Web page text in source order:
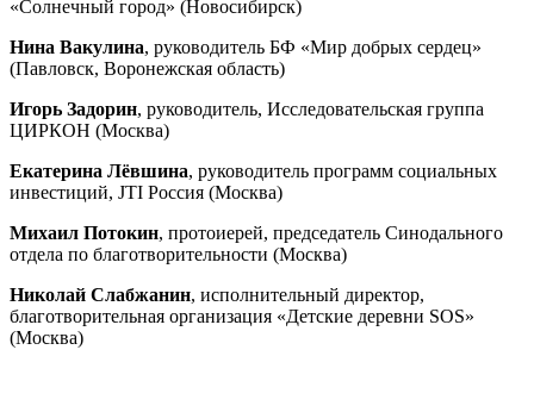
«Солнечный город» (Новосибирск)
Нина Вакулина, руководитель БФ «Мир добрых сердец»
(Павловск, Воронежская область)
Игорь Задорин, руководитель, Исследовательская группа
ЦИРКОН (Москва)
Екатерина Лёвшина, руководитель программ социальных
инвестиций, JTI Россия (Москва)
Михаил Потокин, протоиерей, председатель Синодального
отдела по благотворительности (Москва)
Николай Слабжанин, исполнительный директор,
благотворительная организация «Детские деревни SOS»
(Москва)